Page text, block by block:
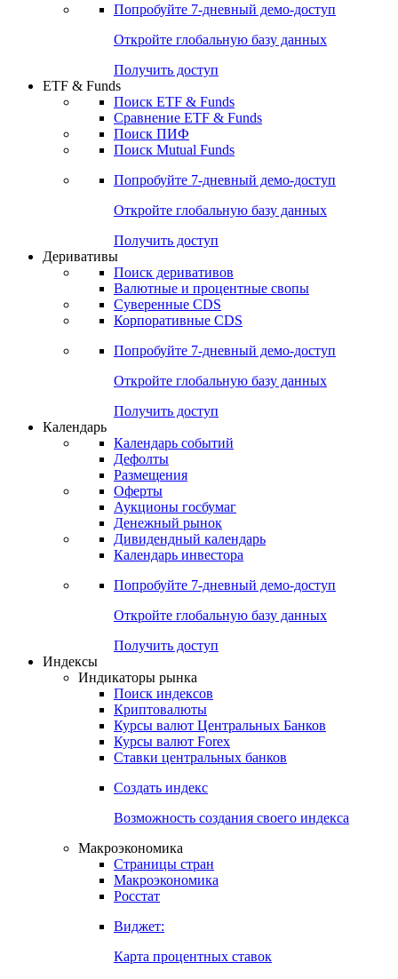
Попробуйте 7-дневный демо-доступ
Откройте глобальную базу данных
Получить доступ
ETF & Funds
Поиск ETF & Funds
Сравнение ETF & Funds
Поиск ПИФ
Поиск Mutual Funds
Попробуйте 7-дневный демо-доступ
Откройте глобальную базу данных
Получить доступ
Деривативы
Поиск деривативов
Валютные и процентные свопы
Суверенные CDS
Корпоративные CDS
Попробуйте 7-дневный демо-доступ
Откройте глобальную базу данных
Получить доступ
Календарь
Календарь событий
Дефолты
Размещения
Оферты
Аукционы госбумаг
Денежный рынок
Дивидендный календарь
Календарь инвестора
Попробуйте 7-дневный демо-доступ
Откройте глобальную базу данных
Получить доступ
Индексы
Индикаторы рынка
Поиск индексов
Криптовалюты
Курсы валют Центральных Банков
Курсы валют Forex
Ставки центральных банков
Создать индекс
Возможность создания своего индекса
Макроэкономика
Страницы стран
Макроэкономика
Росстат
Виджет:
Карта процентных ставок